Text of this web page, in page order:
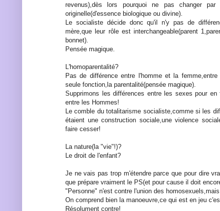
revenus),dès lors pourquoi ne pas changer
originelle(d'essence biologique ou divine).
Le socialiste décide donc qu'il n'y pas de
mère,que leur rôle est interchangeable(parent
bonnet).
Pensée magique.
L'homoparentalité?
Pas de différence entre l'homme et la
seule fonction,la parentalité(pensée magique).
Supprimons les différences entre les sexes pour
entre les Hommes!
Le comble du totalitarisme socialiste,comme si les
étaient une construction sociale,une violence
faire cesser!
La nature(la "vie"!)?
Le droit de l'enfant?
Je ne vais pas trop m'étendre parce que pour dire
que prépare vraiment le PS(et pour cause il doit
"Personne" n'est contre l'union des
On comprend bien la manoeuvre,ce qui est en jeu
Résolument contre!